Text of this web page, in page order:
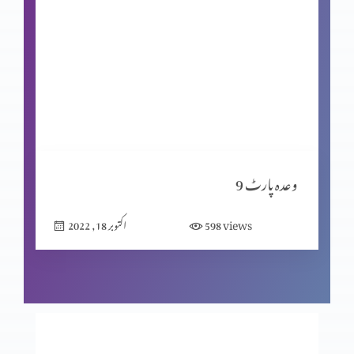
چالیس سال بعد پارٹ 3
چالیس سال بعد پارٹ 2
وعدہ پارٹ 9
اکتوبر 18, 2022 598views